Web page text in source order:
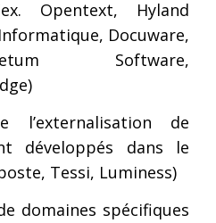
Opentext, Hyland
Docuware,
Inetum Software,
l’externalisation de
développés dans le
Tessi, Luminess)
domaines spécifiques